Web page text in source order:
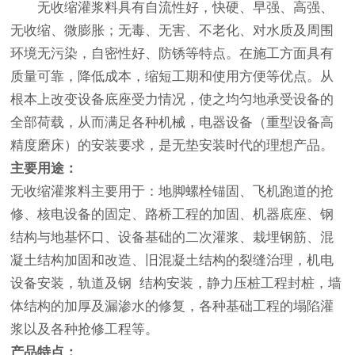
无收缩灌浆料具有自流性好，快硬、早强、高强、
无收缩、微膨胀；无毒、无害、不老化、对水质及周围
环境无污染，自密性好、防锈等特点。在施工方面具有
质量可靠，降低成本，缩短工期和使用方便等优点。从
根本上改变设备底座受力情况，使之均匀地承受设备的
全部荷载，从而满足各种机械，电器设备（重型设备高
精度磨床）的安装要求，是无垫安装时代的理想产品。
主要用途：
无收缩灌浆料主要用于：地脚螺栓锚固、飞机跑道的抢
修、核电设备的固定、路桥工程的加固、机器底座、钢
结构与地基怀口、设备基础的二次灌浆、栽埋钢筋、混
凝土结构加固和改造、旧混凝土结构的裂缝治理，机电
设备安装，轨道及钢 结构安装，静力压桩工程封桩，墙
体结构的加厚及漏渗水的修复，各种基础工程的塌陷灌
浆以及各种抢修工程等。